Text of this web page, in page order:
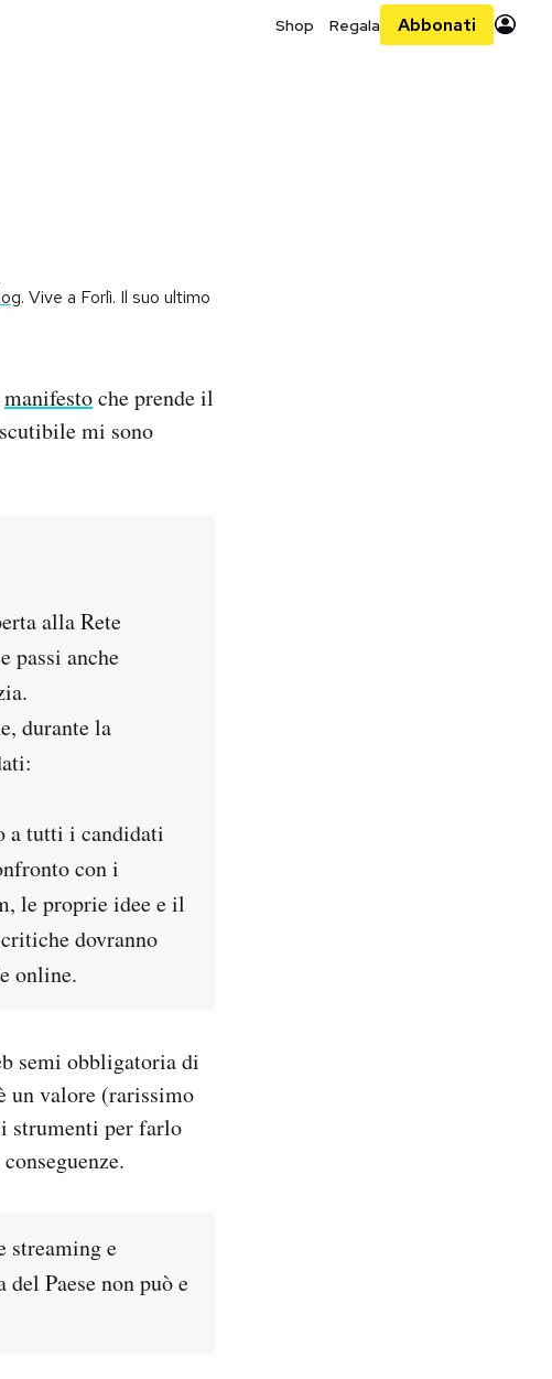
Shop Regala Abbonati
. Vive a Forlì. Il suo ultimo
manifestoche prende il
mi sono
alla Rete
passi anche
durante la
a tutti i candidati
con i
le proprie idee e il
dovranno
online.
semi obbligatoria di
un valore (rarissimo
strumenti per farlo
streaming e
Paese non può e